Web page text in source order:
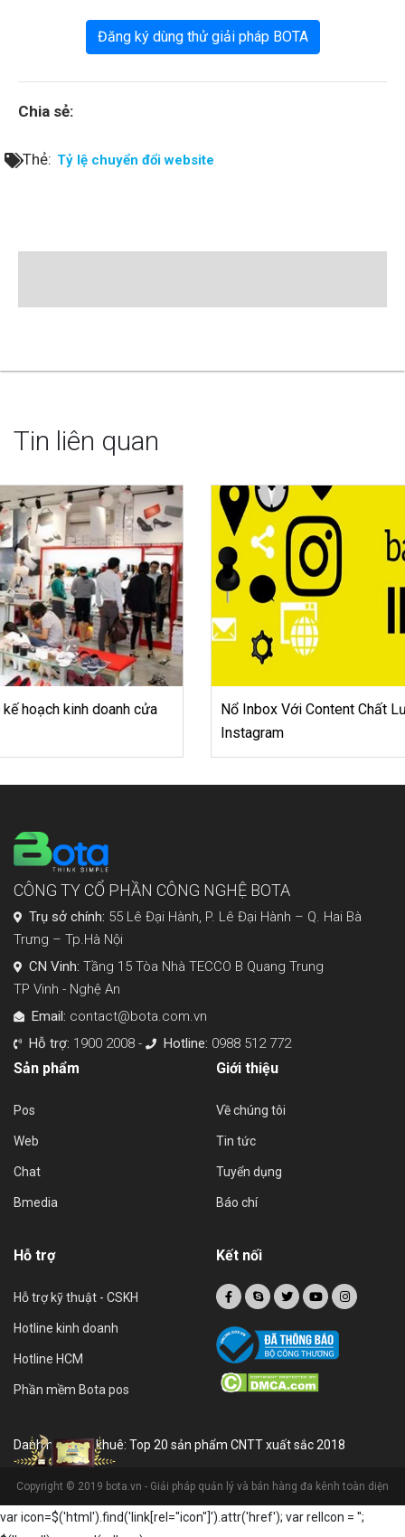
Đăng ký dùng thử giải pháp BOTA
Chia sẻ:
Thẻ: Tỷ lệ chuyển đổi website
Tin liên quan
Nổ Inbox Với Content Chất Lượng Bán Hàng Qua
CÔNG TY CỔ PHẦN CÔNG NGHỆ BOTA
Trụ sở chính: 55 Lê Đại Hành, P. Lê Đại Hành – Q. Hai Bà
Trưng – Tp.Hà Nội
CN Vinh: Tầng 15 Tòa Nhà TECCO B Quang Trung
TP Vinh - Nghệ An
Email: contact@bota.com.vn
Hỗ trợ: 1900 2008 - Hotline: 0988 512 772
Sản phẩm
Pos
Web
Chat
Bmedia
Giới thiệu
Về chúng tôi
Tin tức
Tuyển dụng
Báo chí
Hỗ trợ
Hỗ trợ kỹ thuật - CSKH
Hotline kinh doanh
Hotline HCM
Phần mềm Bota pos
Kết nối
Danh hiệu sao khuê: Top 20 sản phẩm CNTT xuất sắc 2018
Copyright © 2019 bota.vn - Giải pháp quản lý và bán hàng đa kênh toàn diện
var icon=$('html').find('link[rel="icon"]').attr('href'); var relIcon = '';